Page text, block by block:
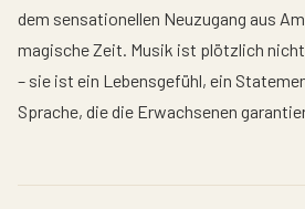
dem sensationellen Neuzugang aus
magische Zeit. Musik ist plötzlich
– sie ist ein Lebensgefühl, ein
Sprache, die die Erwachsenen